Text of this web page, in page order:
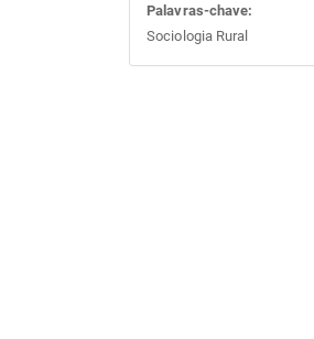
Palavras-chave:
Sociologia Rural